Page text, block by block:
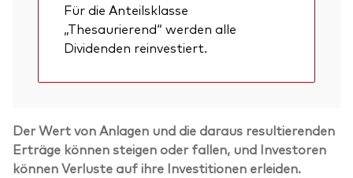
Für die Anteilsklasse
„Thesaurierend“ werden alle
Dividenden reinvestiert.
Der Wert von Anlagen und die daraus resultierenden
Erträge können steigen oder fallen, und Investoren
können Verluste auf ihre Investitionen erleiden.